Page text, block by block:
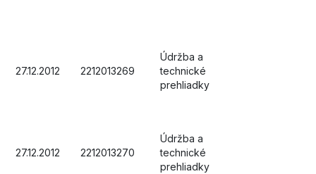
27.12.2012 2212013269
Údržba a
technické
prehliadky
27.12.2012 2212013270
Údržba a
technické
prehliadky